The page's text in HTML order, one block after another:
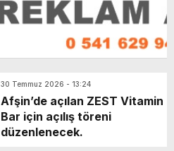
30 Temmuz 2026 - 13:24
Afşin’de açılan ZEST Vitamin
Bar için açılış töreni
düzenlenecek.